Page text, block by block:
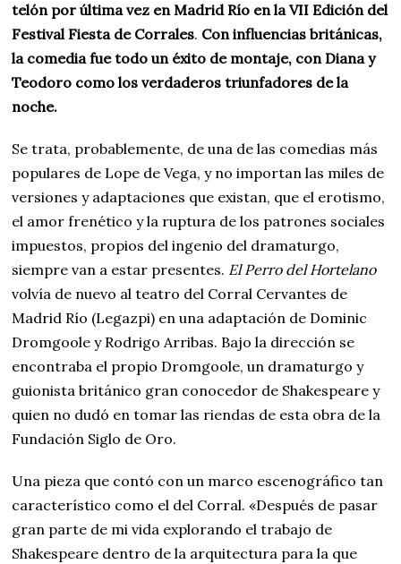
telón por última vez en Madrid Río en la VII Edición del
Festival Fiesta de Corrales. Con influencias británicas,
la comedia fue todo un éxito de montaje, con Diana y
Teodoro como los verdaderos triunfadores de la
noche.
Se trata, probablemente, de una de las comedias más
populares de Lope de Vega, y no importan las miles de
versiones y adaptaciones que existan, que el erotismo,
el amor frenético y la ruptura de los patrones sociales
impuestos, propios del ingenio del dramaturgo,
siempre van a estar presentes. El Perro del Hortelano
volvía de nuevo al teatro del Corral Cervantes de
Madrid Río (Legazpi) en una adaptación de Dominic
Dromgoole y Rodrigo Arribas. Bajo la dirección se
encontraba el propio Dromgoole, un dramaturgo y
guionista británico gran conocedor de Shakespeare y
quien no dudó en tomar las riendas de esta obra de la
Fundación Siglo de Oro.
Una pieza que contó con un marco escenográfico tan
característico como el del Corral. «Después de pasar
gran parte de mi vida explorando el trabajo de
Shakespeare dentro de la arquitectura para la que